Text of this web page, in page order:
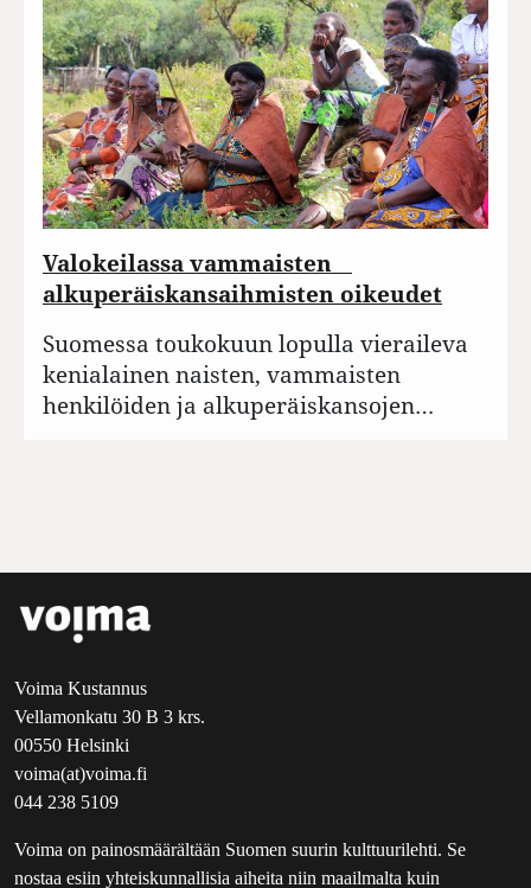
Valokeilassa vammaisten
alkuperäiskansaihmisten oikeudet
Suomessa toukokuun lopulla vieraileva
kenialainen naisten, vammaisten
henkilöiden ja alkuperäiskansojen…
Voima Kustannus
Vellamonkatu 30 B 3 krs.
00550 Helsinki
voima(at)voima.fi
044 238 5109
Voima on painosmäärältään Suomen suurin kulttuurilehti. Se
nostaa esiin yhteiskunnallisia aiheita niin maailmalta kuin